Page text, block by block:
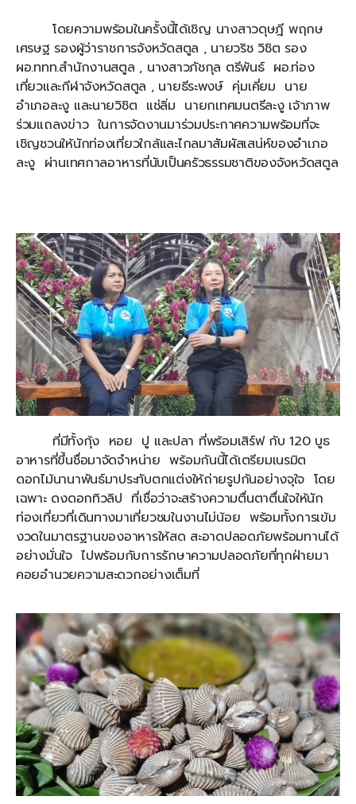
โดยความพร้อมในครั้งนี้ได้เชิญ นางสาวดุษฎี พฤกษ
เศรษฐ รองผู้ว่าราชการจังหวัดสตูล , นายวริช วิชิต รอง
ผอ.ททท.สำนักงานสตูล , นางสาวภัชกุล ตรีพันธ์ ผอ.ท่อง
เที่ยวและกีฬาจังหวัดสตูล , นายธีระพงษ์ คุ่มเคี่ยม นาย
อำเภอละงู และนายวิชิต แช่ลิ่ม นายกเทศมนตรีละงู เจ้าภาพ
ร่วมแถลงข่าว ในการจัดงานมาร่วมประกาศความพร้อมที่จะ
เชิญชวนให้นักท่องเที่ยวใกล้และไกลมาสัมผัสเสน่ห์ของอำเภอ
ละงู ผ่านเทศกาลอาหารที่นับเป็นครัวธรรมชาติของจังหวัดสตูล
ที่มีทั้งกุ้ง หอย ปู และปลา ที่พร้อมเสิร์ฟ กับ 120 บูธ
อาหารที่ขึ้นชื่อมาจัดจำหน่าย พร้อมกันนี้ได้เตรียมเนรมิต
ดอกไม้นานาพันธ์มาประทับตกแต่งให้ถ่ายรูปกันอย่างจุใจ โดย
เฉพาะ ดงดอกทิวลิป ที่เชื่อว่าจะสร้างความตื่นตาตื่นใจให้นัก
ท่องเที่ยวที่เดินทางมาเที่ยวชมในงานไม่น้อย พร้อมทั้งการเข้ม
งวดในมาตรฐานของอาหารให้สด สะอาดปลอดภัยพร้อมทานได้
อย่างมั่นใจ ไปพร้อมกับการรักษาความปลอดภัยที่ทุกฝ่ายมา
คอยอำนวยความสะดวกอย่างเต็มที่